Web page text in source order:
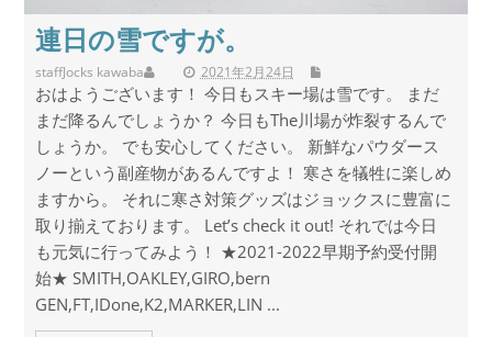
連日の雪ですが。
staff 2021年2月24日
Jocks kawaba
おはようございます！ 今日もスキー場は雪です。 まだ
まだ降るんでしょうか？ 今日もThe川場が炸裂するんで
しょうか。 でも安心してください。 新鮮なパウダース
ノーという副産物があるんですよ！ 寒さを犠牲に楽しめ
ますから。 それに寒さ対策グッズはジョックスに豊富に
取り揃えております。 Let’s check it out! それでは今日
も元気に行ってみよう！ ★2021-2022早期予約受付開
始★ SMITH,OAKLEY,GIRO,bern
GEN,FT,IDone,K2,MARKER,LIN ...